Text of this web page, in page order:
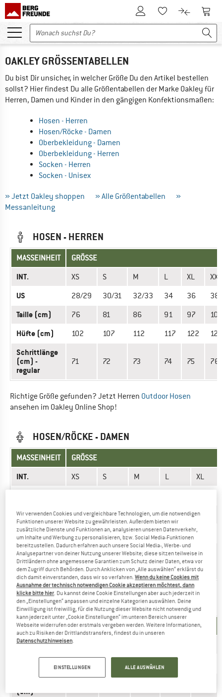
Zum KundenkontoZum Merkzettel.
Zum Zum
OAKLEY GRÖSSENTABELLEN
Du bist Dir unsicher, in welcher Größe Du den Artikel bestellen
sollst? Hier findest Du alle Größentabellen der Marke Oakley für
Herren, Damen und Kinder in den gängigen Konfektionsmaßen:
Hosen - Herren
Hosen/Röcke - Damen
Oberbekleidung - Damen
Oberbekleidung - Herren
Socken - Herren
Socken - Unisex
» Jetzt Oakley shoppen » Alle Größentabellen
»
Messanleitung
HOSEN - HERREN
MASSEINHEIT GRÖSSE
INT. XS S M L XL XXL
US 28/29 30/31 32/33 34 36 38
Taille (cm) 76 81 86 91 97 102
Hüfte (cm) 102 107 112 117 122 127
Schrittlänge
(cm) -
regular
71 72 73 74 75 76
Richtige Größe gefunden? Jetzt Herren Outdoor Hosen
ansehen im Oakley Online Shop!
HOSEN/RÖCKE - DAMEN
MASSEINHEIT GRÖSSE
INT. XS S M L XL
Taille (cm) 76.8 80 85 85 89
Hüfte (cm) 97 102 103 103 104
Schrittlänge
(cm) -
regular
81 81 81 82 82
OBERBEKLEIDUNG - DAMEN
MASSEINHEIT GRÖSSE
INT. XXS
Null 4/6
(cm)
Wir verwenden Cookies und vergleichbare Technologien, um die notwendigen
Funktionen unserer Website zu gewährleisten. Außerdem bieten wir
zusätzliche Dienste und Funktionen an, analysieren unseren Datenverkehr,
um Inhalte und Werbung zu personalisieren, bzw. Social Media-Funktionen
bereitzustellen. Dadurch erfahren auch unsere Social Media-, Werbe- und
Analysepartner von deiner Nutzung unserer Website; diese sitzen teilweise in
Drittländern ohne angemessene Garantien zum Schutz deiner Daten, etwa vor
dem Zugriff durch Behörden. Durch Anklicken von „Alle auswählen“ erklärst du
dich damit einverstanden, dass wir so verfahren.Wenn du keine Cookies mit
Ausnahme der technisch notwendigen Cookie akzeptieren möchtest, dann
klicke bitte hier. Du kannst deine Cookie Einstellungen aber auch jederzeit in
den „Einstellungen“ anpassen und einzelne Kategorien auswählen. Deine
Einwilligung ist freiwillig, für die Nutzung dieser Website nicht notwendig und
kann jederzeit unter „Cookie Einstellungen“ im unteren Bereich unserer
Webseite widerrufen oder erstmals vergeben werden. Weitere Informationen,
auch zu Risiken der Drittlandstransfers, findest du in unseren
Datenschutzhinweisen.
EINSTELLUNGEN ALLE AUSWÄHLEN